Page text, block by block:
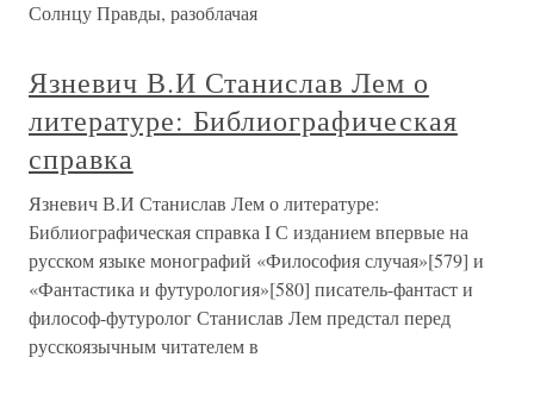
Солнцу Правды, разоблачая
Язневич В.И Станислав Лем о
литературе: Библиографическая
справка
Язневич В.И Станислав Лем о литературе:
Библиографическая справка I С изданием впервые на
русском языке монографий «Философия случая»[579] и
«Фантастика и футурология»[580] писатель-фантаст и
философ-футуролог Станислав Лем предстал перед
русскоязычным читателем в